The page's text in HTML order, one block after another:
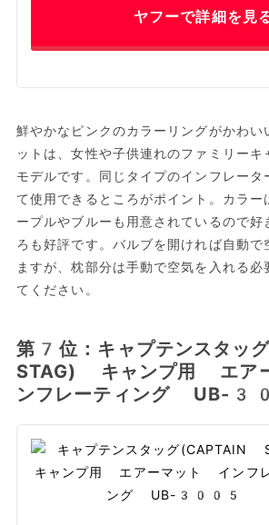
ヤフーで詳細を見
鮮やかなピンクのカラーリングがかわい
ットは、女性や子供連れのファミリーキ
モデルです。同じタイプのインフレータ
て使用できるところがポイント。カラー
ープルやブルーも用意されているので好
ろも好評です。バルブを開ければ自動で
ますが、枕部分は手動で空気を入れる必
てください。
第7位：キャプテンスタッ
STAG) キャンプ用 エア
ンフレーティング UB-